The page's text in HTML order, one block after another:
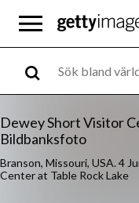
Dewey Short Visitor
Bildbanksfoto
Branson, Missouri, USA. 4
Center at Table Rock Lake